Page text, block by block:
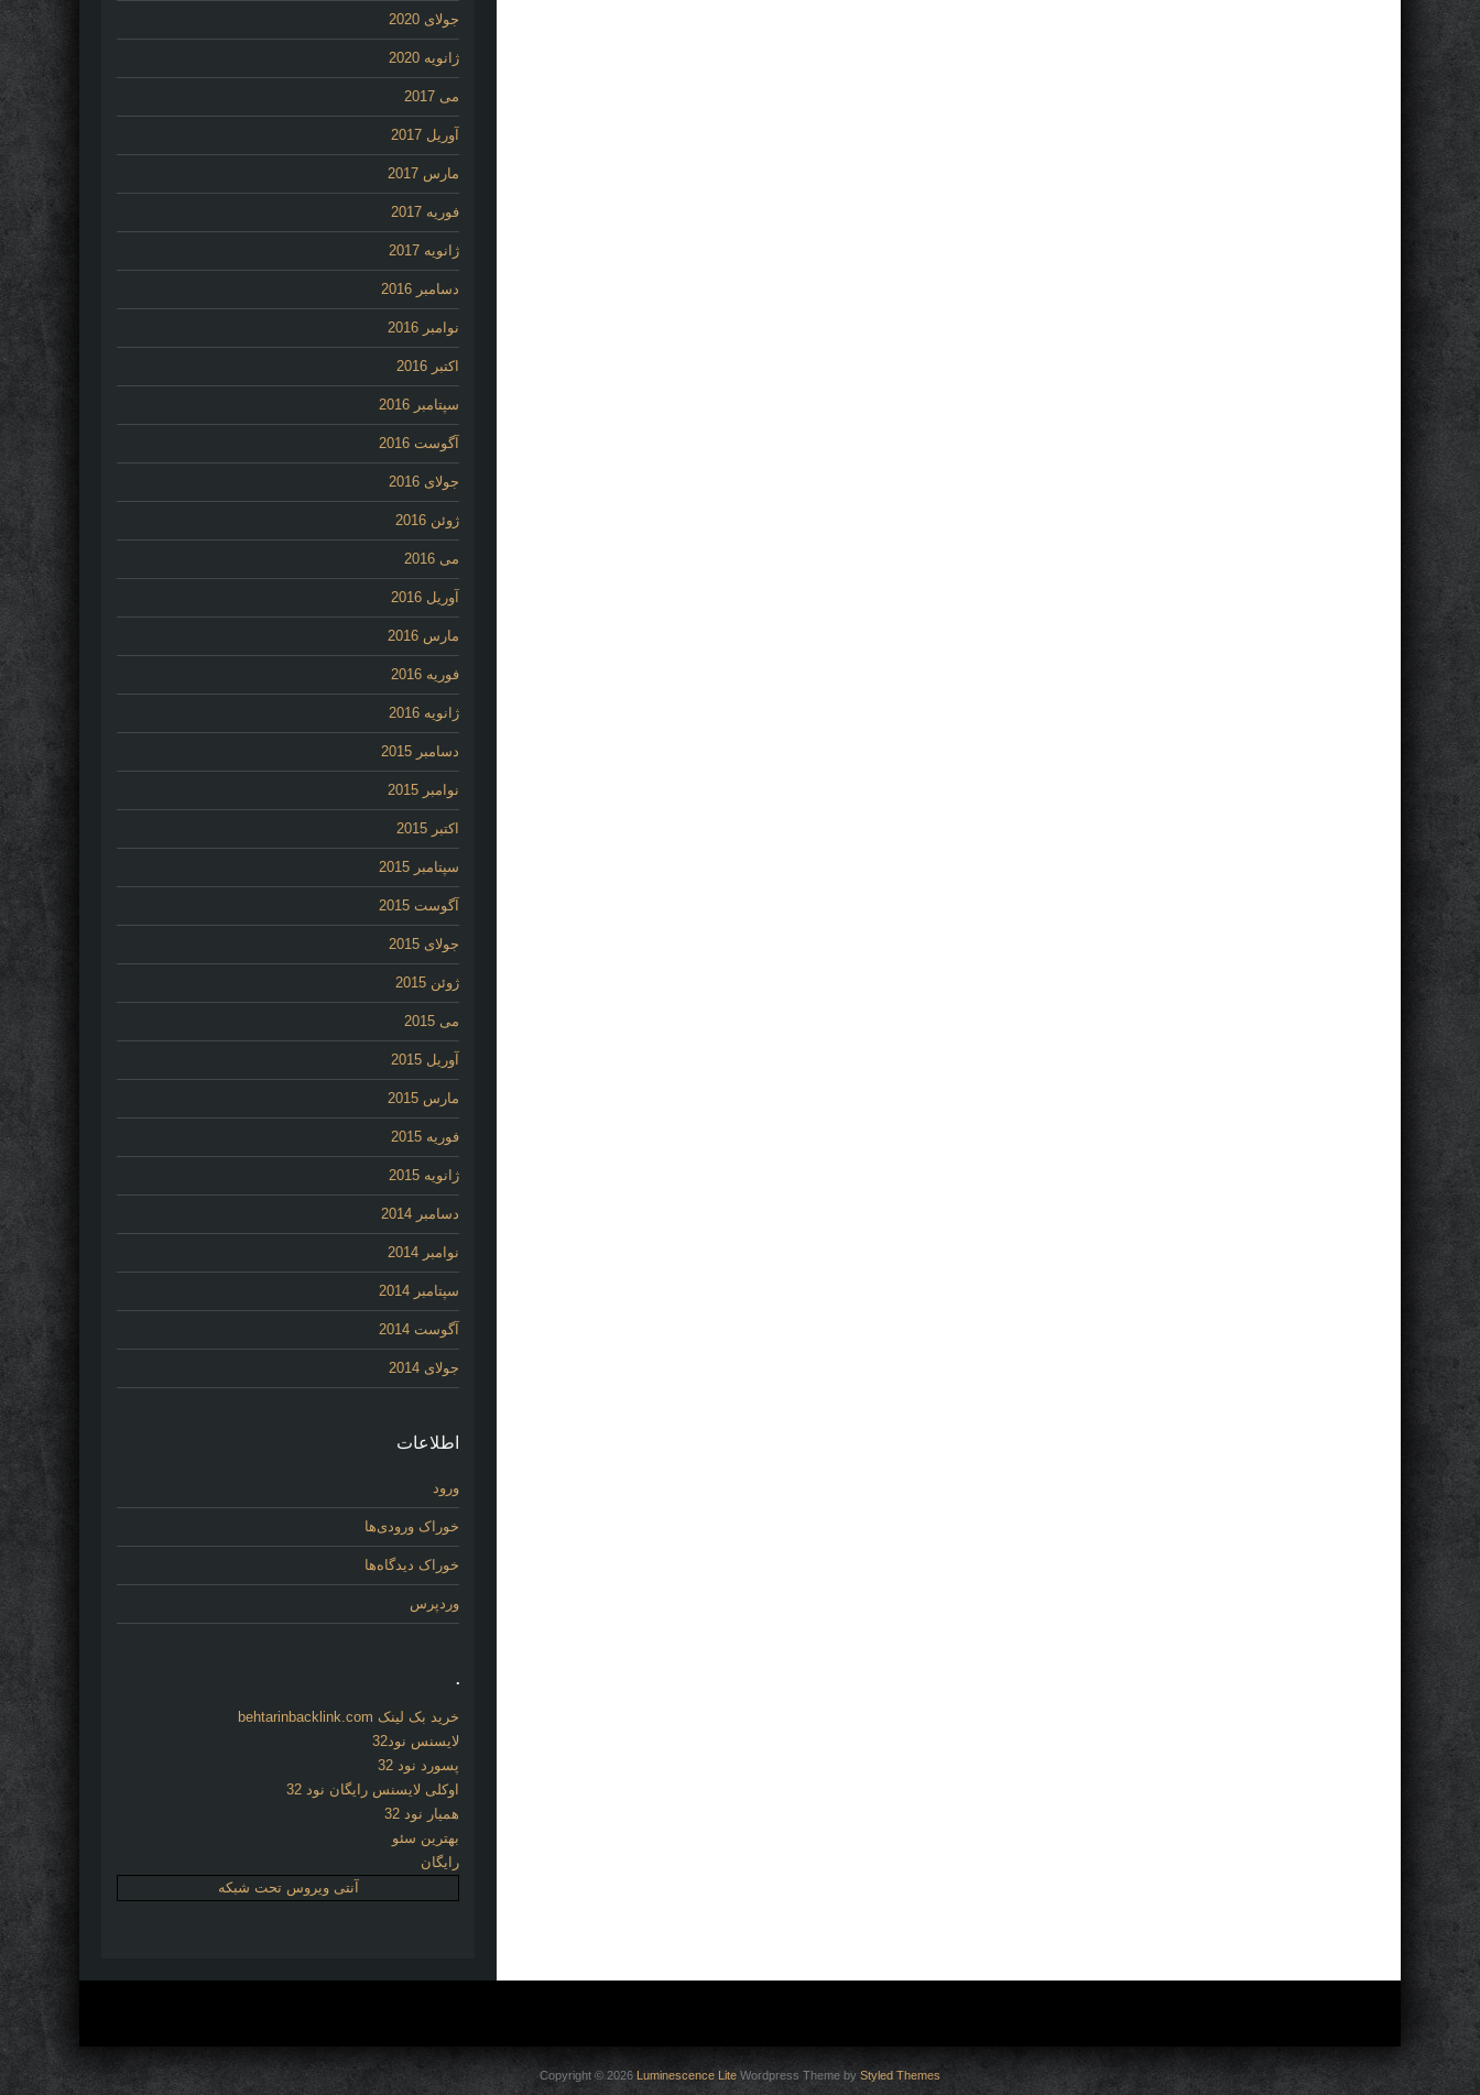
جولای 2020
ژانویه 2020
می 2017
آوریل 2017
مارس 2017
فوریه 2017
ژانویه 2017
دسامبر 2016
نوامبر 2016
اکتبر 2016
سپتامبر 2016
آگوست 2016
جولای 2016
ژوئن 2016
می 2016
آوریل 2016
مارس 2016
فوریه 2016
ژانویه 2016
دسامبر 2015
نوامبر 2015
اکتبر 2015
سپتامبر 2015
آگوست 2015
جولای 2015
ژوئن 2015
می 2015
آوریل 2015
مارس 2015
فوریه 2015
ژانویه 2015
دسامبر 2014
نوامبر 2014
سپتامبر 2014
آگوست 2014
جولای 2014
اطلاعات
ورود
خوراک ورودی‌ها
خوراک دیدگاه‌ها
وردپرس
.
خرید بک لینک behtarinbacklink.com
لایسنس نود32
پسورد نود 32
اوکلی لایسنس رایگان نود 32
همیار نود 32
بهترین سئو
رایگان
آنتی ویروس تحت شبکه
Copyright © 2026 Luminescence Lite Wordpress Theme by Styled Themes